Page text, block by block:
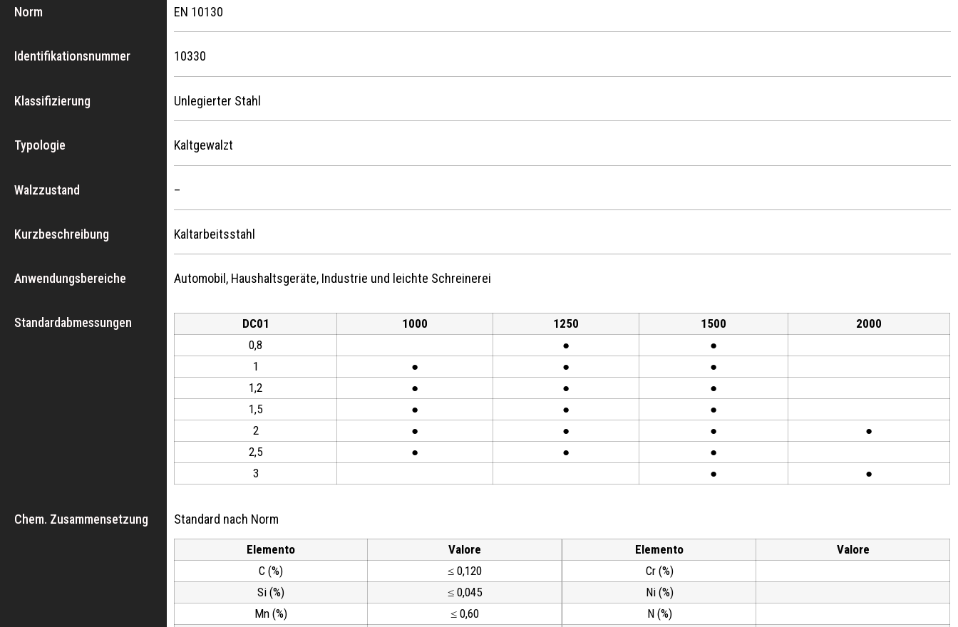
Norm EN 10130
Identifikationsnummer 10330
Klassifizierung Unlegierter Stahl
Typologie Kaltgewalzt
Walzzustand –
Kurzbeschreibung Kaltarbeitsstahl
Anwendungsbereiche Automobil, Haushaltsgeräte, Industrie und leichte Schreinerei
Standardabmessungen DC01 1000 1250 1500
2000
0,8
●
●
1
● ●
●
1,2
● ●
●
1,5
● ●
●
2
● ● ●
●
2,5
● ●
●
3
● ●
Chem. Zusammensetzung Standard nach Norm
Elemento
Valore
C (%)
≤ 0,120
Si (%)
≤ 0,045
Mn (%)
≤ 0,60
Elemento
Valore
Cr (%)
Ni (%)
N (%)